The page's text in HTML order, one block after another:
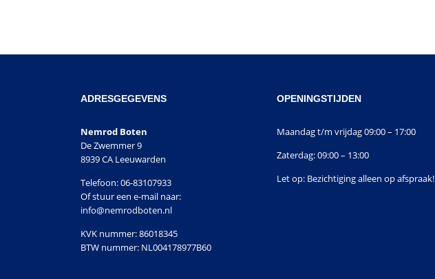
ADRESGEGEVENS
Nemrod Boten
De Zwemmer 9
8939 CA Leeuwarden
Telefoon: 06-83107933
Of stuur een e-mail naar:
info@nemrodboten.nl
KVK nummer: 86018345
BTW nummer: NL004178977B60
OPENINGSTIJDEN
Maandag t/m vrijdag 09:00 – 17:00
Zaterdag: 09:00 – 13:00
Let op: Bezichtiging alleen op afspraak!